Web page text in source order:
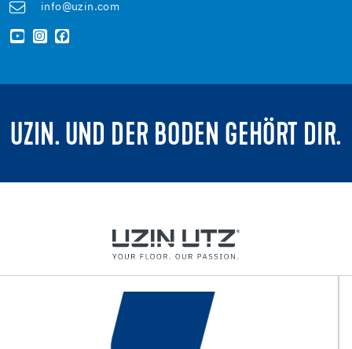
info@uzin.com
UZIN. UND DER BODEN GEHÖRT DIR.